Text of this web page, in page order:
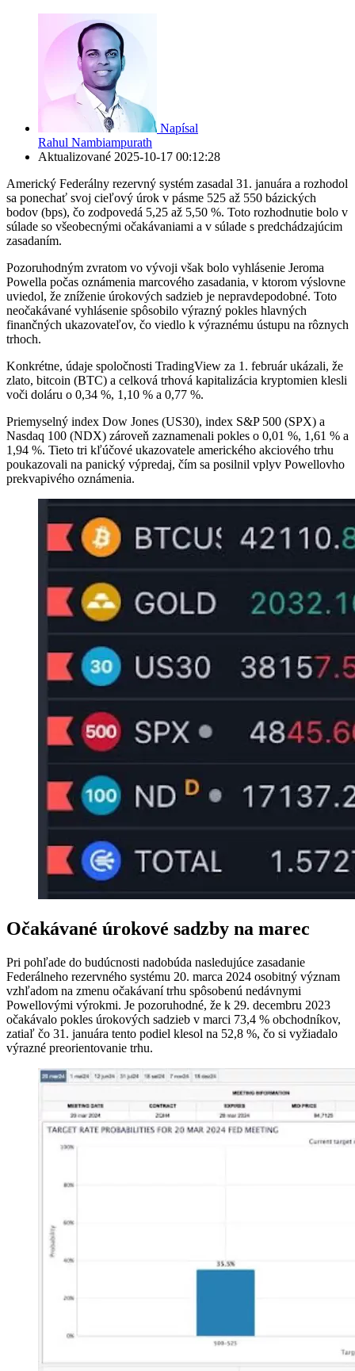
Napísal
Rahul Nambiampurath
Aktualizované 2025-10-17 00:12:28
Americký Federálny rezervný systém zasadal 31. januára a rozhodol
sa ponechať svoj cieľový úrok v pásme 525 až 550 bázických
bodov (bps), čo zodpovedá 5,25 až 5,50 %. Toto rozhodnutie bolo v
súlade so všeobecnými očakávaniami a v súlade s predchádzajúcim
zasadaním.
Pozoruhodným zvratom vo vývoji však bolo vyhlásenie Jeroma
Powella počas oznámenia marcového zasadania, v ktorom výslovne
uviedol, že zníženie úrokových sadzieb je nepravdepodobné. Toto
neočakávané vyhlásenie spôsobilo výrazný pokles hlavných
finančných ukazovateľov, čo viedlo k výraznému ústupu na rôznych
trhoch.
Konkrétne, údaje spoločnosti TradingView za 1. február ukázali, že
zlato, bitcoin (BTC) a celková trhová kapitalizácia kryptomien klesli
voči doláru o 0,34 %, 1,10 % a 0,77 %.
Priemyselný index Dow Jones (US30), index S&P 500 (SPX) a
Nasdaq 100 (NDX) zároveň zaznamenali pokles o 0,01 %, 1,61 % a
1,94 %. Tieto tri kľúčové ukazovatele amerického akciového trhu
poukazovali na panický výpredaj, čím sa posilnil vplyv Powellovho
prekvapivého oznámenia.
Očakávané úrokové sadzby na marec
Pri pohľade do budúcnosti nadobúda nasledujúce zasadanie
Federálneho rezervného systému 20. marca 2024 osobitný význam
vzhľadom na zmenu očakávaní trhu spôsobenú nedávnymi
Powellovými výrokmi. Je pozoruhodné, že k 29. decembru 2023
očakávalo pokles úrokových sadzieb v marci 73,4 % obchodníkov,
zatiaľ čo 31. januára tento podiel klesol na 52,8 %, čo si vyžiadalo
výrazné preorientovanie trhu.